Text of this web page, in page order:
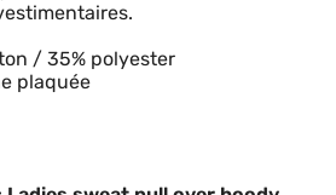
/ 35% polyester
plaquée